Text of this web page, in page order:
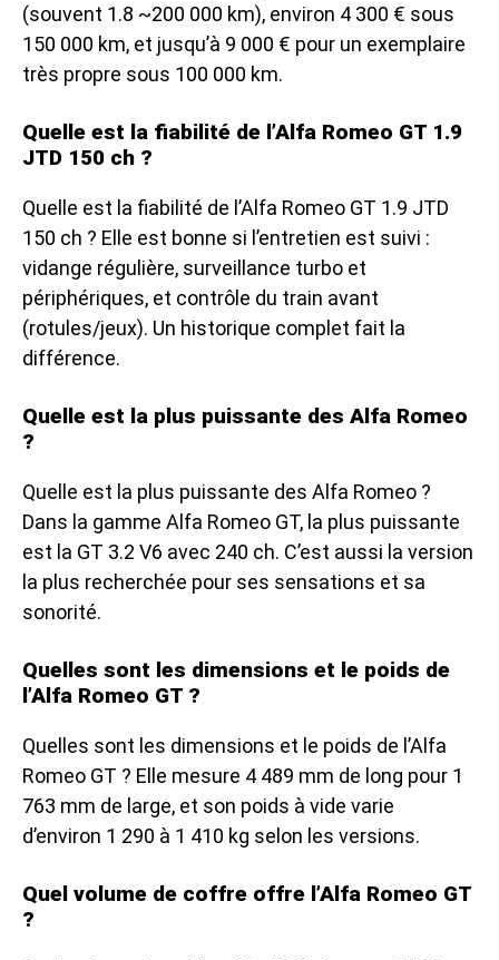
(souvent 1.8 ~200 000 km), environ 4 300 € sous
150 000 km, et jusqu’à 9 000 € pour un exemplaire
très propre sous 100 000 km.
Quelle est la fiabilité de l’Alfa Romeo GT 1.9
JTD 150 ch ?
Quelle est la fiabilité de l’Alfa Romeo GT 1.9 JTD
150 ch ? Elle est bonne si l’entretien est suivi :
vidange régulière, surveillance turbo et
périphériques, et contrôle du train avant
(rotules/jeux). Un historique complet fait la
différence.
Quelle est la plus puissante des Alfa Romeo
?
Quelle est la plus puissante des Alfa Romeo ?
Dans la gamme Alfa Romeo GT, la plus puissante
est la GT 3.2 V6 avec 240 ch. C’est aussi la version
la plus recherchée pour ses sensations et sa
sonorité.
Quelles sont les dimensions et le poids de
l’Alfa Romeo GT ?
Quelles sont les dimensions et le poids de l’Alfa
Romeo GT ? Elle mesure 4 489 mm de long pour 1
763 mm de large, et son poids à vide varie
d’environ 1 290 à 1 410 kg selon les versions.
Quel volume de coffre offre l’Alfa Romeo GT
?